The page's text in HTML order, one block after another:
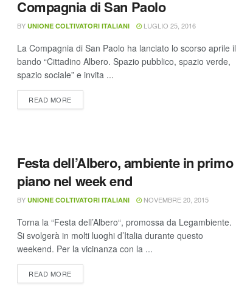
Compagnia di San Paolo
BY UNIONE COLTIVATORI ITALIANI LUGLIO 25, 2016
La Compagnia di San Paolo ha lanciato lo scorso aprile il
bando “Cittadino Albero. Spazio pubblico, spazio verde,
spazio sociale” e invita ...
READ MORE
Festa dell’Albero, ambiente in primo
piano nel week end
BY UNIONE COLTIVATORI ITALIANI NOVEMBRE 20, 2015
Torna la “Festa dell’Albero“, promossa da Legambiente.
Si svolgerà in molti luoghi d’Italia durante questo
weekend. Per la vicinanza con la ...
READ MORE